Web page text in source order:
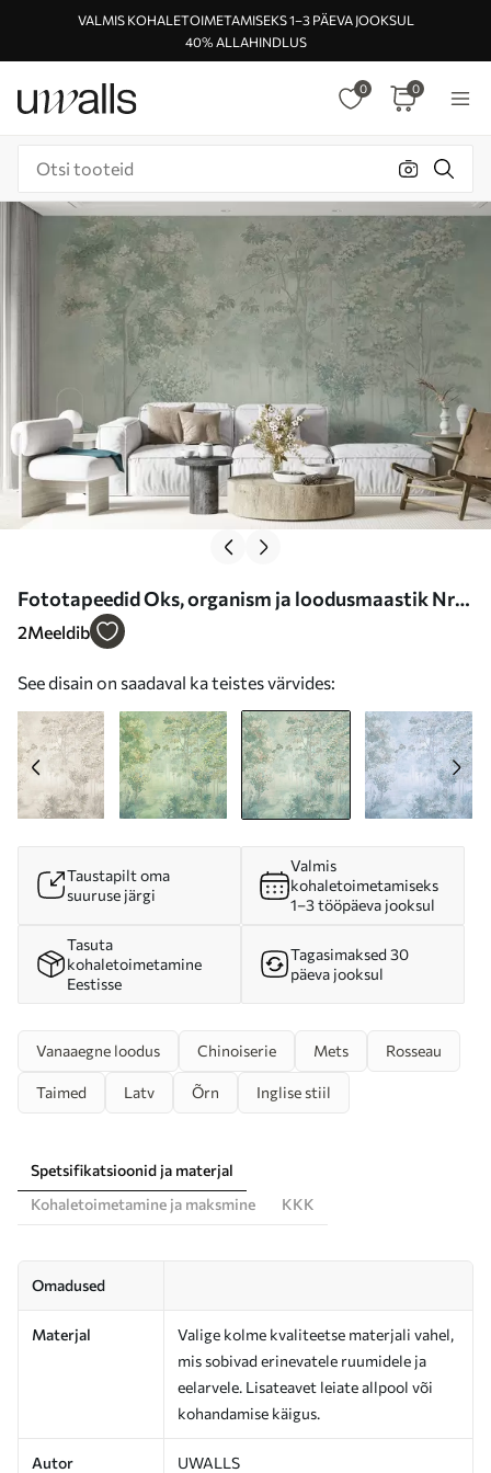
VALMIS KOHALETOIMETAMISEKS 1–3 PÄEVA JOOKSUL
40% ALLAHINDLUS
0 0
Fototapeedid Oks, organism ja loodusmaastik Nr
u78448v2
2Meeldib
See disain on saadaval ka teistes värvides:
Taustapilt oma
suuruse järgi
Valmis
kohaletoimetamiseks
1–3 tööpäeva jooksul
Tasuta
kohaletoimetamine
Eestisse
Tagasimaksed 30
päeva jooksul
Vanaaegne loodus Chinoiserie Mets Rosseau
Taimed Latv Õrn Inglise stiil
Spetsifikatsioonid ja materjal
Kohaletoimetamine ja maksmine
KKK
Omadused
Materjal
Valige kolme kvaliteetse materjali vahel,
mis sobivad erinevatele ruumidele ja
eelarvele. Lisateavet leiate allpool või
kohandamise käigus.
Autor UWALLS